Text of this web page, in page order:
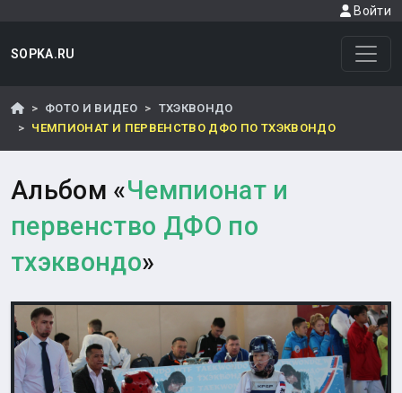
Войти
SOPKA.RU
ФОТО И ВИДЕО
ТХЭКВОНДО
ЧЕМПИОНАТ И ПЕРВЕНСТВО ДФО ПО ТХЭКВОНДО
Альбом «Чемпионат и
первенство ДФО по
тхэквондо»